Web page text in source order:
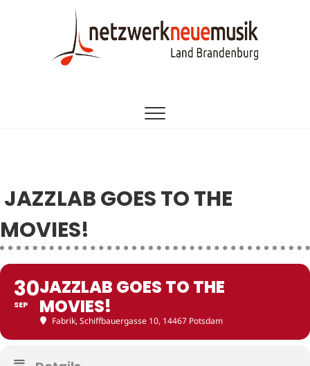
musik
JAZZLAB GOES TO THE
MOVIES!
30
SEP
JAZZLAB GOES TO THE
MOVIES!
Fabrik, Schiffbauergasse 10, 14467 Potsdam